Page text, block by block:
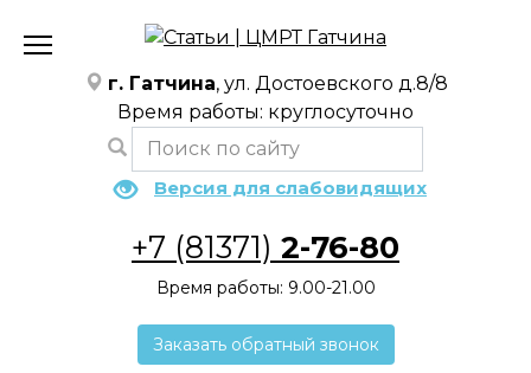
содержанию
г. Гатчина, ул. Достоевского д.8/8
Время работы: круглосуточно
Версия для слабовидящих
+7 (81371) 2-76-80
Время работы: 9.00-21.00
Заказать обратный звонок